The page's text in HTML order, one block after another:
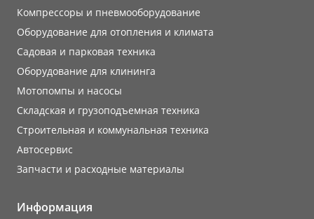
Компрессоры и пневмооборудование
Оборудование для отопления и климата
Садовая и парковая техника
Оборудование для клининга
Мотопомпы и насосы
Складская и грузоподъемная техника
Строительная и коммунальная техника
Автосервис
Запчасти и расходные материалы
Информация